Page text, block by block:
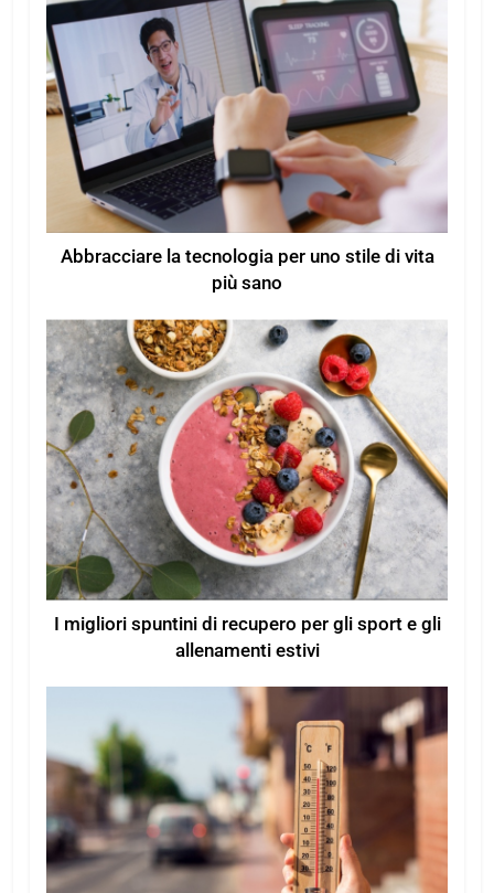
Abbracciare la tecnologia per uno stile di vita
più sano
I migliori spuntini di recupero per gli sport e gli
allenamenti estivi